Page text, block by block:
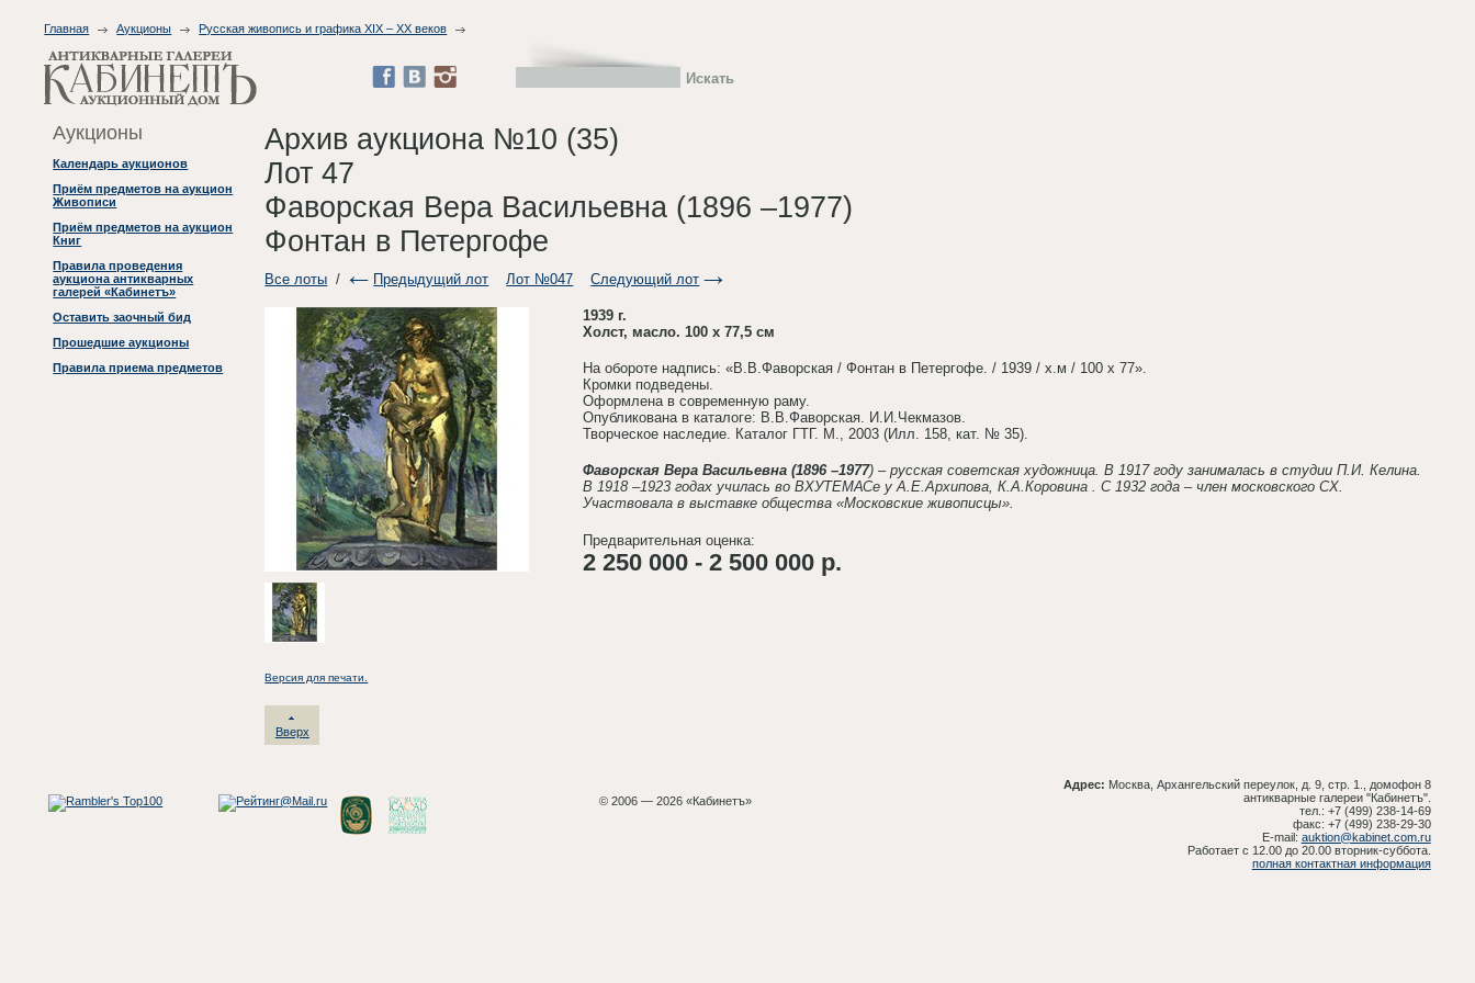
Главная Аукционы Русская живопись и графика XIX – XX веков
Аукционы
Календарь аукционов
Приём предметов на аукцион
Живописи
Приём предметов на аукцион
Книг
Правила проведения
аукциона антикварных
галерей «Кабинетъ»
Оставить заочный бид
Прошедшие аукционы
Правила приема предметов
Архив аукциона №10 (35)
Лот 47
Фаворская Вера Васильевна (1896 –1977)
Фонтан в Петергофе
Все лоты / Предыдущий лот Лот №047 Следующий лот
1939 г.
Холст, масло. 100 х 77,5 см
На обороте надпись: «В.В.Фаворская / Фонтан в Петергофе. / 1939 / х.м / 100 х 77».
Кромки подведены.
Оформлена в современную раму.
Опубликована в каталоге: В.В.Фаворская. И.И.Чекмазов.
Творческое наследие. Каталог ГТГ. М., 2003 (Илл. 158, кат. № 35).
Фаворская Вера Васильевна (1896 –1977) – русская советская художница. В 1917 году занималась в студии П.И. Келина.
В 1918 –1923 годах училась во ВХУТЕМАСе у А.Е.Архипова, К.А.Коровина . С 1932 года – член московского СХ.
Участвовала в выставке общества «Московские живописцы».
Предварительная оценка:
2 250 000 - 2 500 000 р.
Версия для печати.
Вверх
Адрес: Москва, Архангельский переулок, д. 9, стр. 1., домофон 8
антикварные галереи "Кабинетъ".
тел.: +7 (499) 238-14-69
факс: +7 (499) 238-29-30
E-mail: auktion@kabinet.com.ru
Работает с 12.00 до 20.00 вторник-суббота.
полная контактная информация
© 2006 — 2026 «Кабинетъ»